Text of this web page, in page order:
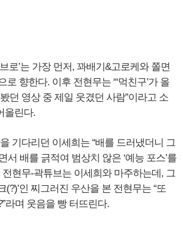
로’는 가장 먼저, 꽈배기&고로케와 쫄면
로 향한다. 이후 전현무는 “‘먹친구’가 올
던 영상 중 제일 웃겼던 사람”이라고 소
올린다.
기다리던 이세희는 “배를 드러냈더니 그
서 배를 긁적여 범상치 않은 ‘예능 포스’를
현무-곽튜브는 이세희와 마주하는데, 그
(?)’인 찌그러진 우산을 본 전현무는 “또
라며 웃음을 빵 터뜨린다.